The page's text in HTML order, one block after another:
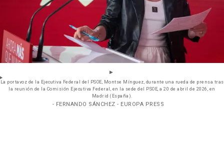
La portavoz de la Ejecutiva Federal del PSOE, Montse Mínguez, durante una rueda de prensa tras
la reunión de la Comisión Ejecutiva Federal, en la sede del PSOE, a 20 de abril de 2026, en
Madrid (España).
- FERNANDO SÁNCHEZ - EUROPA PRESS